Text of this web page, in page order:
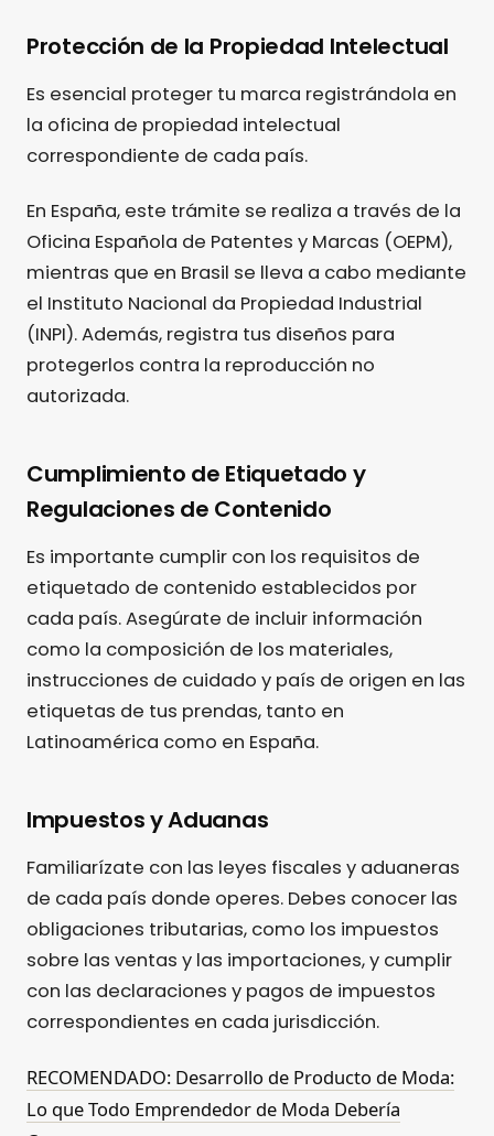
Protección de la Propiedad Intelectual
Es esencial proteger tu marca registrándola en
la oficina de propiedad intelectual
correspondiente de cada país.
En España, este trámite se realiza a través de la
Oficina Española de Patentes y Marcas (OEPM),
mientras que en Brasil se lleva a cabo mediante
el Instituto Nacional da Propiedad Industrial
(INPI). Además, registra tus diseños para
protegerlos contra la reproducción no
autorizada.
Cumplimiento de Etiquetado y
Regulaciones de Contenido
Es importante cumplir con los requisitos de
etiquetado de contenido establecidos por
cada país. Asegúrate de incluir información
como la composición de los materiales,
instrucciones de cuidado y país de origen en las
etiquetas de tus prendas, tanto en
Latinoamérica como en España.
Impuestos y Aduanas
Familiarízate con las leyes fiscales y aduaneras
de cada país donde operes. Debes conocer las
obligaciones tributarias, como los impuestos
sobre las ventas y las importaciones, y cumplir
con las declaraciones y pagos de impuestos
correspondientes en cada jurisdicción.
RECOMENDADO: Desarrollo de Producto de Moda:
Lo que Todo Emprendedor de Moda Debería